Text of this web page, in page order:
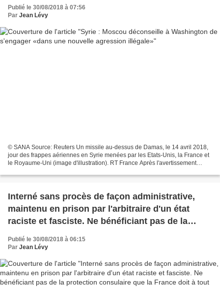
Publié le 30/08/2018 à 07:56
Par Jean Lévy
© SANA Source: Reuters Un missile au-dessus de Damas, le 14 avril 2018,
jour des frappes aériennes en Syrie menées par les Etats-Unis, la France et
le Royaume-Uni (image d'illustration). RT France Après l'avertissement
Interné sans procès de façon administrative,
maintenu en prison par l'arbitraire d'un état
raciste et fasciste. Ne bénéficiant pas de la
ses ressortissants.
Publié le 30/08/2018 à 06:15
Par Jean Lévy